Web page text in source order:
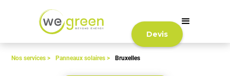
Devis
Nos services > Panneaux solaires > Bruxelles